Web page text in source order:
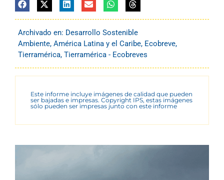
Archivado en: Desarrollo Sostenible
Ambiente, América Latina y el Caribe, Ecobreve,
Tierramérica, Tierramérica - Ecobreves
Este informe incluye imágenes de calidad que pueden
ser bajadas e impresas. Copyright IPS, estas imágenes
sólo pueden ser impresas junto con este informe